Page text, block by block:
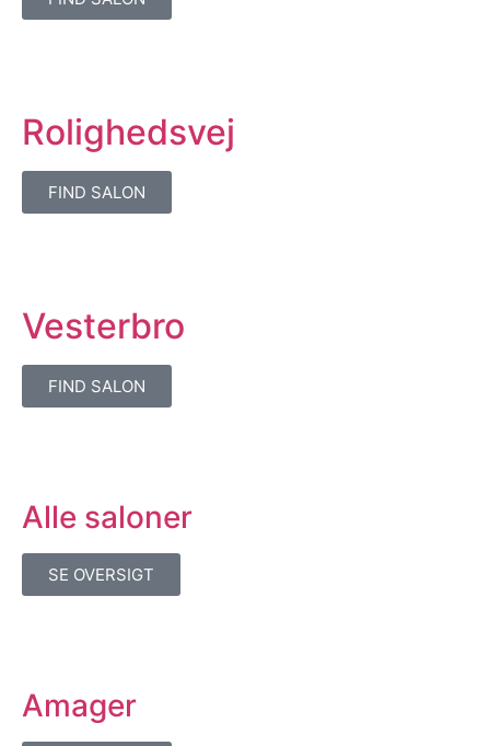
Rolighedsvej
FIND SALON
Vesterbro
FIND SALON
Alle saloner
SE OVERSIGT
Amager